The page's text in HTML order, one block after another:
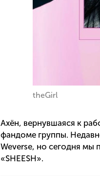
theGirl
Ахён, вернувшаяся к
фандоме группы.
Weverse, но сегодня мы
«SHEESH».